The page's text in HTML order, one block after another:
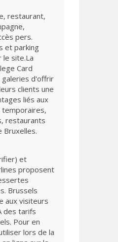
restaurant,
pers.
et parking
le site.La
Card
d'offrir
clients une
liés aux
restaurants
Bruxelles.
et
proposent
Brussels
aux visiteurs
des tarifs
Pour en
lors de la